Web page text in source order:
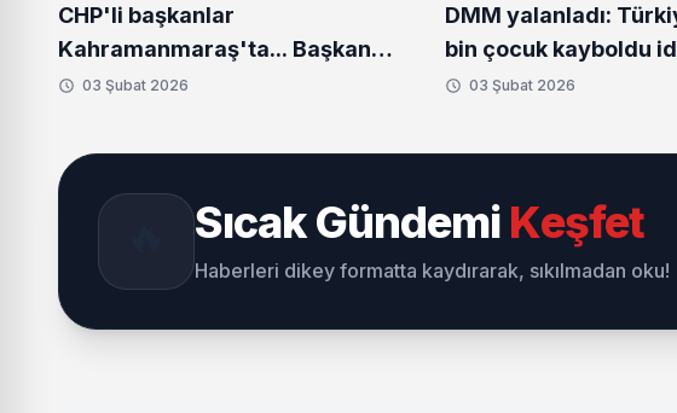
CHP'li başkanlar
Kahramanmaraş'ta... Başkan
Bozbey'den deprem bölgesine
03 Şubat 2026
DMM yalanladı:
bin çocuk kayboldu
03 Şubat 2026
Sıcak Gündemi Keşfet
Haberleri dikey formatta kaydırarak, sıkılmadan oku!